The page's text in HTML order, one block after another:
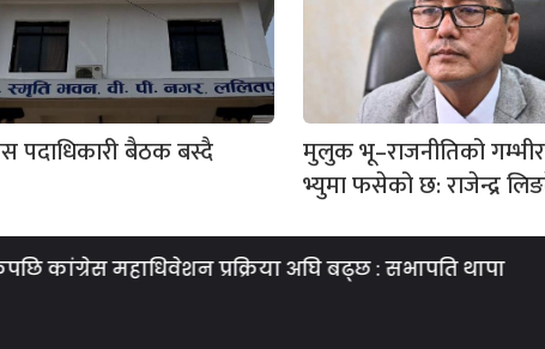
पदाधिकारी बैठक बस्दै
मुलुक भू–राजनीतिको
भ्युमा फसेको छ: राजेन्द्र
महाधिवेशन प्रक्रिया अघि बढ्छ : सभापति थापा